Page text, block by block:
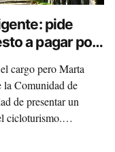
pide
a pagar por
cargo pero Marta
la Comunidad de
de presentar un
cicloturismo.